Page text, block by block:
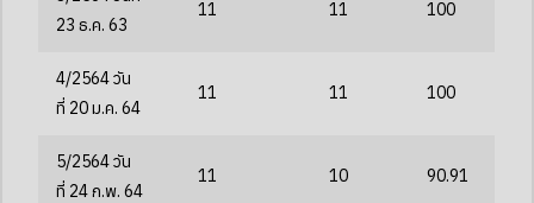
23 ธ.ค. 63
11 11 100
4/2564วัน
ที่ 20ม.ค.64
11 11 100
5/2564วัน
ที่ 24ก.พ.64
11 10 90.91